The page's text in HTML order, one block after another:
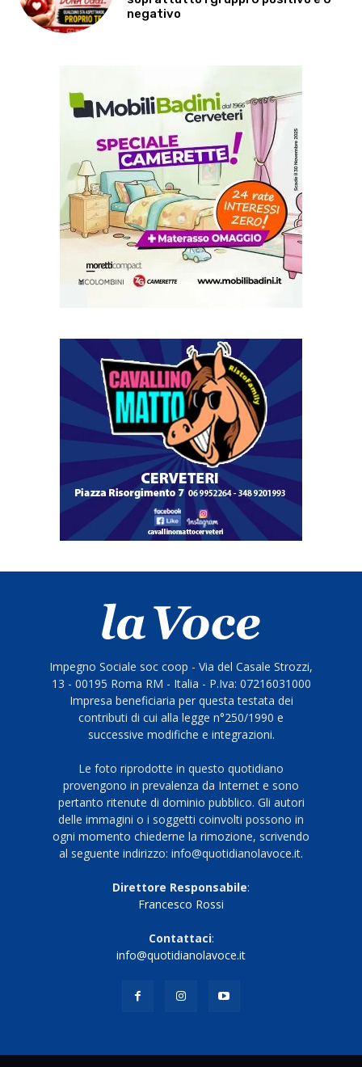
negativo
Impegno Sociale soc coop - Via del Casale Strozzi,
13 - 00195 Roma RM - Italia - P.Iva: 07216031000
Impresa beneficiaria per questa testata dei
contributi di cui alla legge n°250/1990 e
successive modifiche e integrazioni.
Le foto riprodotte in questo quotidiano
provengono in prevalenza da Internet e sono
pertanto ritenute di dominio pubblico. Gli autori
delle immagini o i soggetti coinvolti possono in
ogni momento chiederne la rimozione, scrivendo
al seguente indirizzo: info@quotidianolavoce.it.
Direttore Responsabile:
Francesco Rossi
Contattaci:
info@quotidianolavoce.it